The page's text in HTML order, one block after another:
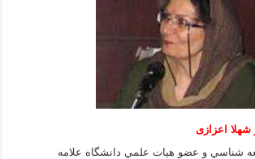
شناسي و عضو هيات علمي دانشگاه علامه